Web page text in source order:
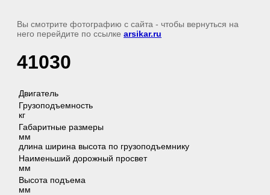
Вы смотрите фотографию с сайта - чтобы вернуться на
него перейдите по ссылке arsikar.ru
41030
Двигатель
Грузоподъемность
Габаритные размеры
длина ширина высота по грузоподъемнику
Наименьший дорожный просвет
мм
Высота подъема